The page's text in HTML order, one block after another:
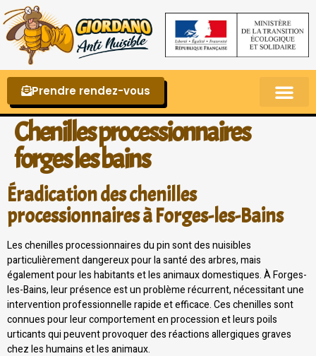
Prendre rendez-vous
Chenilles processionnaires
forges les bains
Éradication des chenilles
processionnaires à Forges-les-Bains
Les chenilles processionnaires du pin sont des nuisibles
particulièrement dangereux pour la santé des arbres, mais
également pour les habitants et les animaux domestiques. À Forges-
les-Bains, leur présence est un problème récurrent, nécessitant une
intervention professionnelle rapide et efficace. Ces chenilles sont
connues pour leur comportement en procession et leurs poils
urticants qui peuvent provoquer des réactions allergiques graves
chez les humains et les animaux.